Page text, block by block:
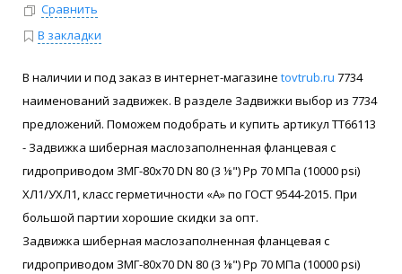
Сравнить
В закладки
В наличии и под заказ в интернет-магазине tovtrub.ru 7734
наименований задвижек. В разделе Задвижки выбор из 7734
предложений. Поможем подобрать и купить артикул ТТ66113
- Задвижка шиберная маслозаполненная фланцевая с
гидроприводом ЗМГ-80х70 DN 80 (3 ⅛") Pр 70 МПа (10000 psi)
ХЛ1/УХЛ1, класс герметичности «А» по ГОСТ 9544-2015. При
большой партии хорошие скидки за опт.
Задвижка шиберная маслозаполненная фланцевая с
гидроприводом ЗМГ-80х70 DN 80 (3 ⅛") Pр 70 МПа (10000 psi)